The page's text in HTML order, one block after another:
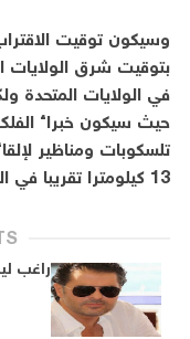
في الولايات المتحدة
حيث سيكون خبراء
تلسكوبات ومناظير
13 كيلومترا تقريبا في الثانية
راغب